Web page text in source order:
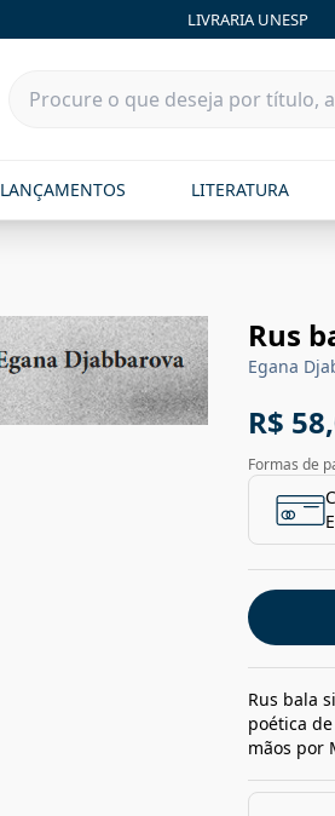
LIVRARIA UNESP
LANÇAMENTOS LITERATURA
Rus
Egana
R$
Formas de
Rus bala
poética
mãos por